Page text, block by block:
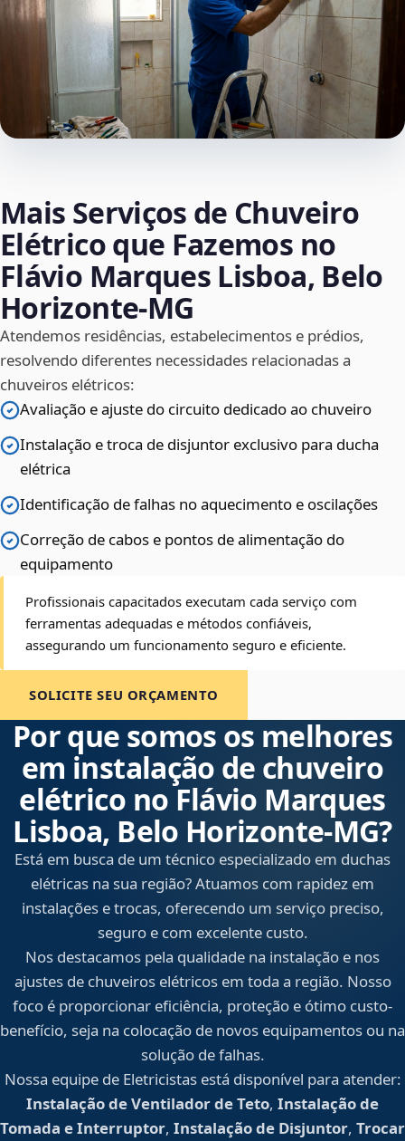
Mais Serviços de Chuveiro
Elétrico que Fazemos no
Flávio Marques Lisboa, Belo
Horizonte‑MG
Atendemos residências, estabelecimentos e prédios,
resolvendo diferentes necessidades relacionadas a
chuveiros elétricos:
Avaliação e ajuste do circuito dedicado ao chuveiro
Instalação e troca de disjuntor exclusivo para ducha
elétrica
Identificação de falhas no aquecimento e oscilações
Correção de cabos e pontos de alimentação do
equipamento
Profissionais capacitados executam cada serviço com
ferramentas adequadas e métodos confiáveis,
assegurando um funcionamento seguro e eficiente.
SOLICITE SEU ORÇAMENTO
Por que somos os melhores
em instalação de chuveiro
elétrico no Flávio Marques
Lisboa, Belo Horizonte‑MG?
Está em busca de um técnico especializado em duchas
elétricas na sua região? Atuamos com rapidez em
instalações e trocas, oferecendo um serviço preciso,
seguro e com excelente custo.
Nos destacamos pela qualidade na instalação e nos
ajustes de chuveiros elétricos em toda a região. Nosso
foco é proporcionar eficiência, proteção e ótimo custo-
benefício, seja na colocação de novos equipamentos ou na
solução de falhas.
Nossa equipe de Eletricistas está disponível para atender:
Instalação de Ventilador de Teto, Instalação de
Tomada e Interruptor, Instalação de Disjuntor, Trocar